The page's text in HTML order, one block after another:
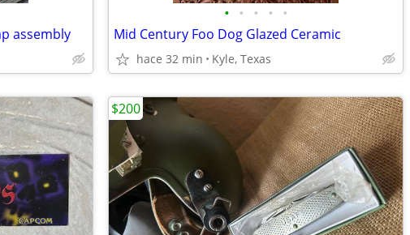
assembly
• • • • •
Mid Century Foo Dog Glazed Ceramic
hace 32 min Kyle, Texas
$200